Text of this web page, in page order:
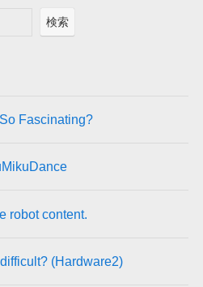
検索
Fascinating?
robot content.
(Hardware2)